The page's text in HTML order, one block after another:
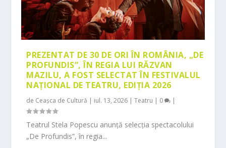
PREZENTAT DE 30 DE ORI ÎN ROMÂNIA, „DE
PROFUNDIS”, ÎN REGIA LUI RĂZVAN
MAZILU, A FOST SELECTAT ÎN FESTIVALUL
NAȚIONAL DE TEATRU, EDIȚIA 2026
de Ceașca de Cultură | iul. 13, 2026 |Teatru | 0 |
Teatrul Stela Popescu anunță selecția spectacolului
„De Profundis”, în regia...